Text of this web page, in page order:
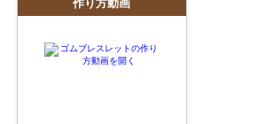
作り方動画